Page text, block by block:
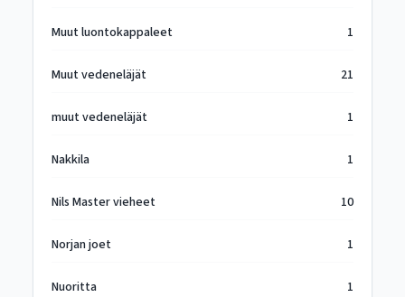
Muut luontokappaleet 1
Muut vedeneläjät 21
muut vedeneläjät 1
Nakkila 1
Nils Master vieheet 10
Norjan joet 1
Nuoritta 1